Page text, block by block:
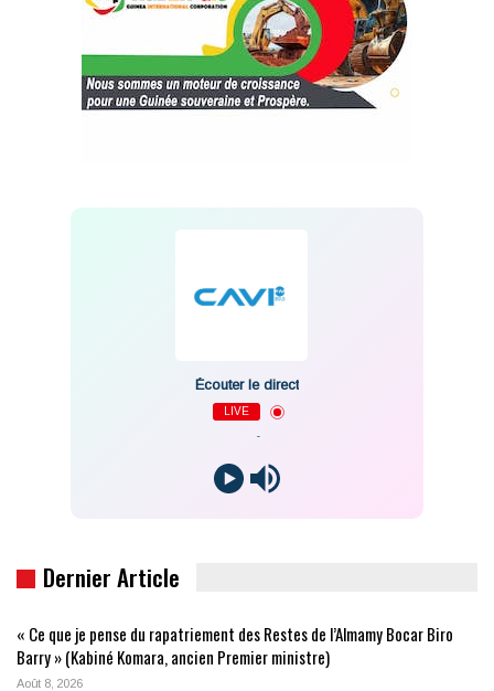
Écouter le direct
LIVE
Dernier Article
« Ce que je pense du rapatriement des Restes de l’Almamy Bocar Biro
Barry » (Kabiné Komara, ancien Premier ministre)
Août 8, 2026